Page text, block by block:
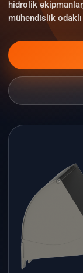
hidrolik
mühendislik